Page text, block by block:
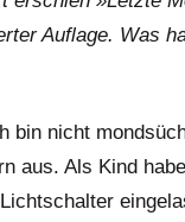
Auflage. Was
nicht
aus. Als Kind